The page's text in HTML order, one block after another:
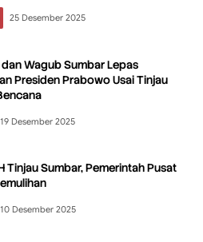
25 Desember 2025
Wagub Sumbar Lepas
Presiden Prabowo Usai Tinjau
19 Desember 2025
Tinjau Sumbar, Pemerintah Pusat
10 Desember 2025